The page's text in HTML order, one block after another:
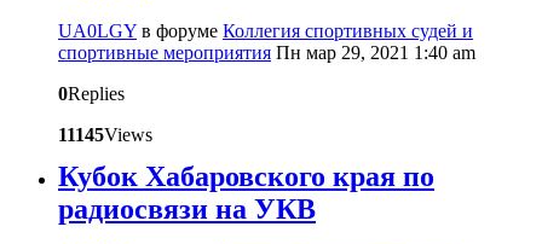
UA0LGY в форуме Коллегия спортивных судей и
спортивные мероприятия Пн мар 29, 2021 1:40 am
0Replies
11145Views
Кубок Хабаровского края по
радиосвязи на УКВ